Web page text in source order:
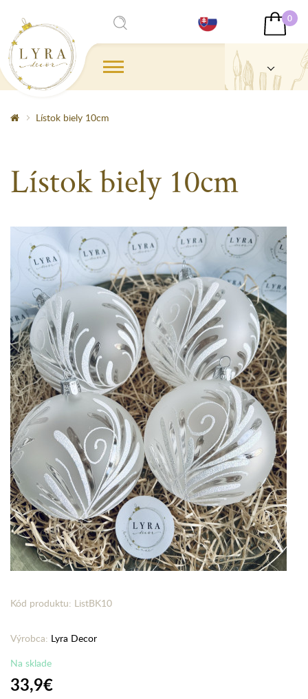
0
Lístok biely 10cm
Lístok biely 10cm
Kód produktu: ListBK10
Výrobca: Lyra Decor
Na sklade
33,9€